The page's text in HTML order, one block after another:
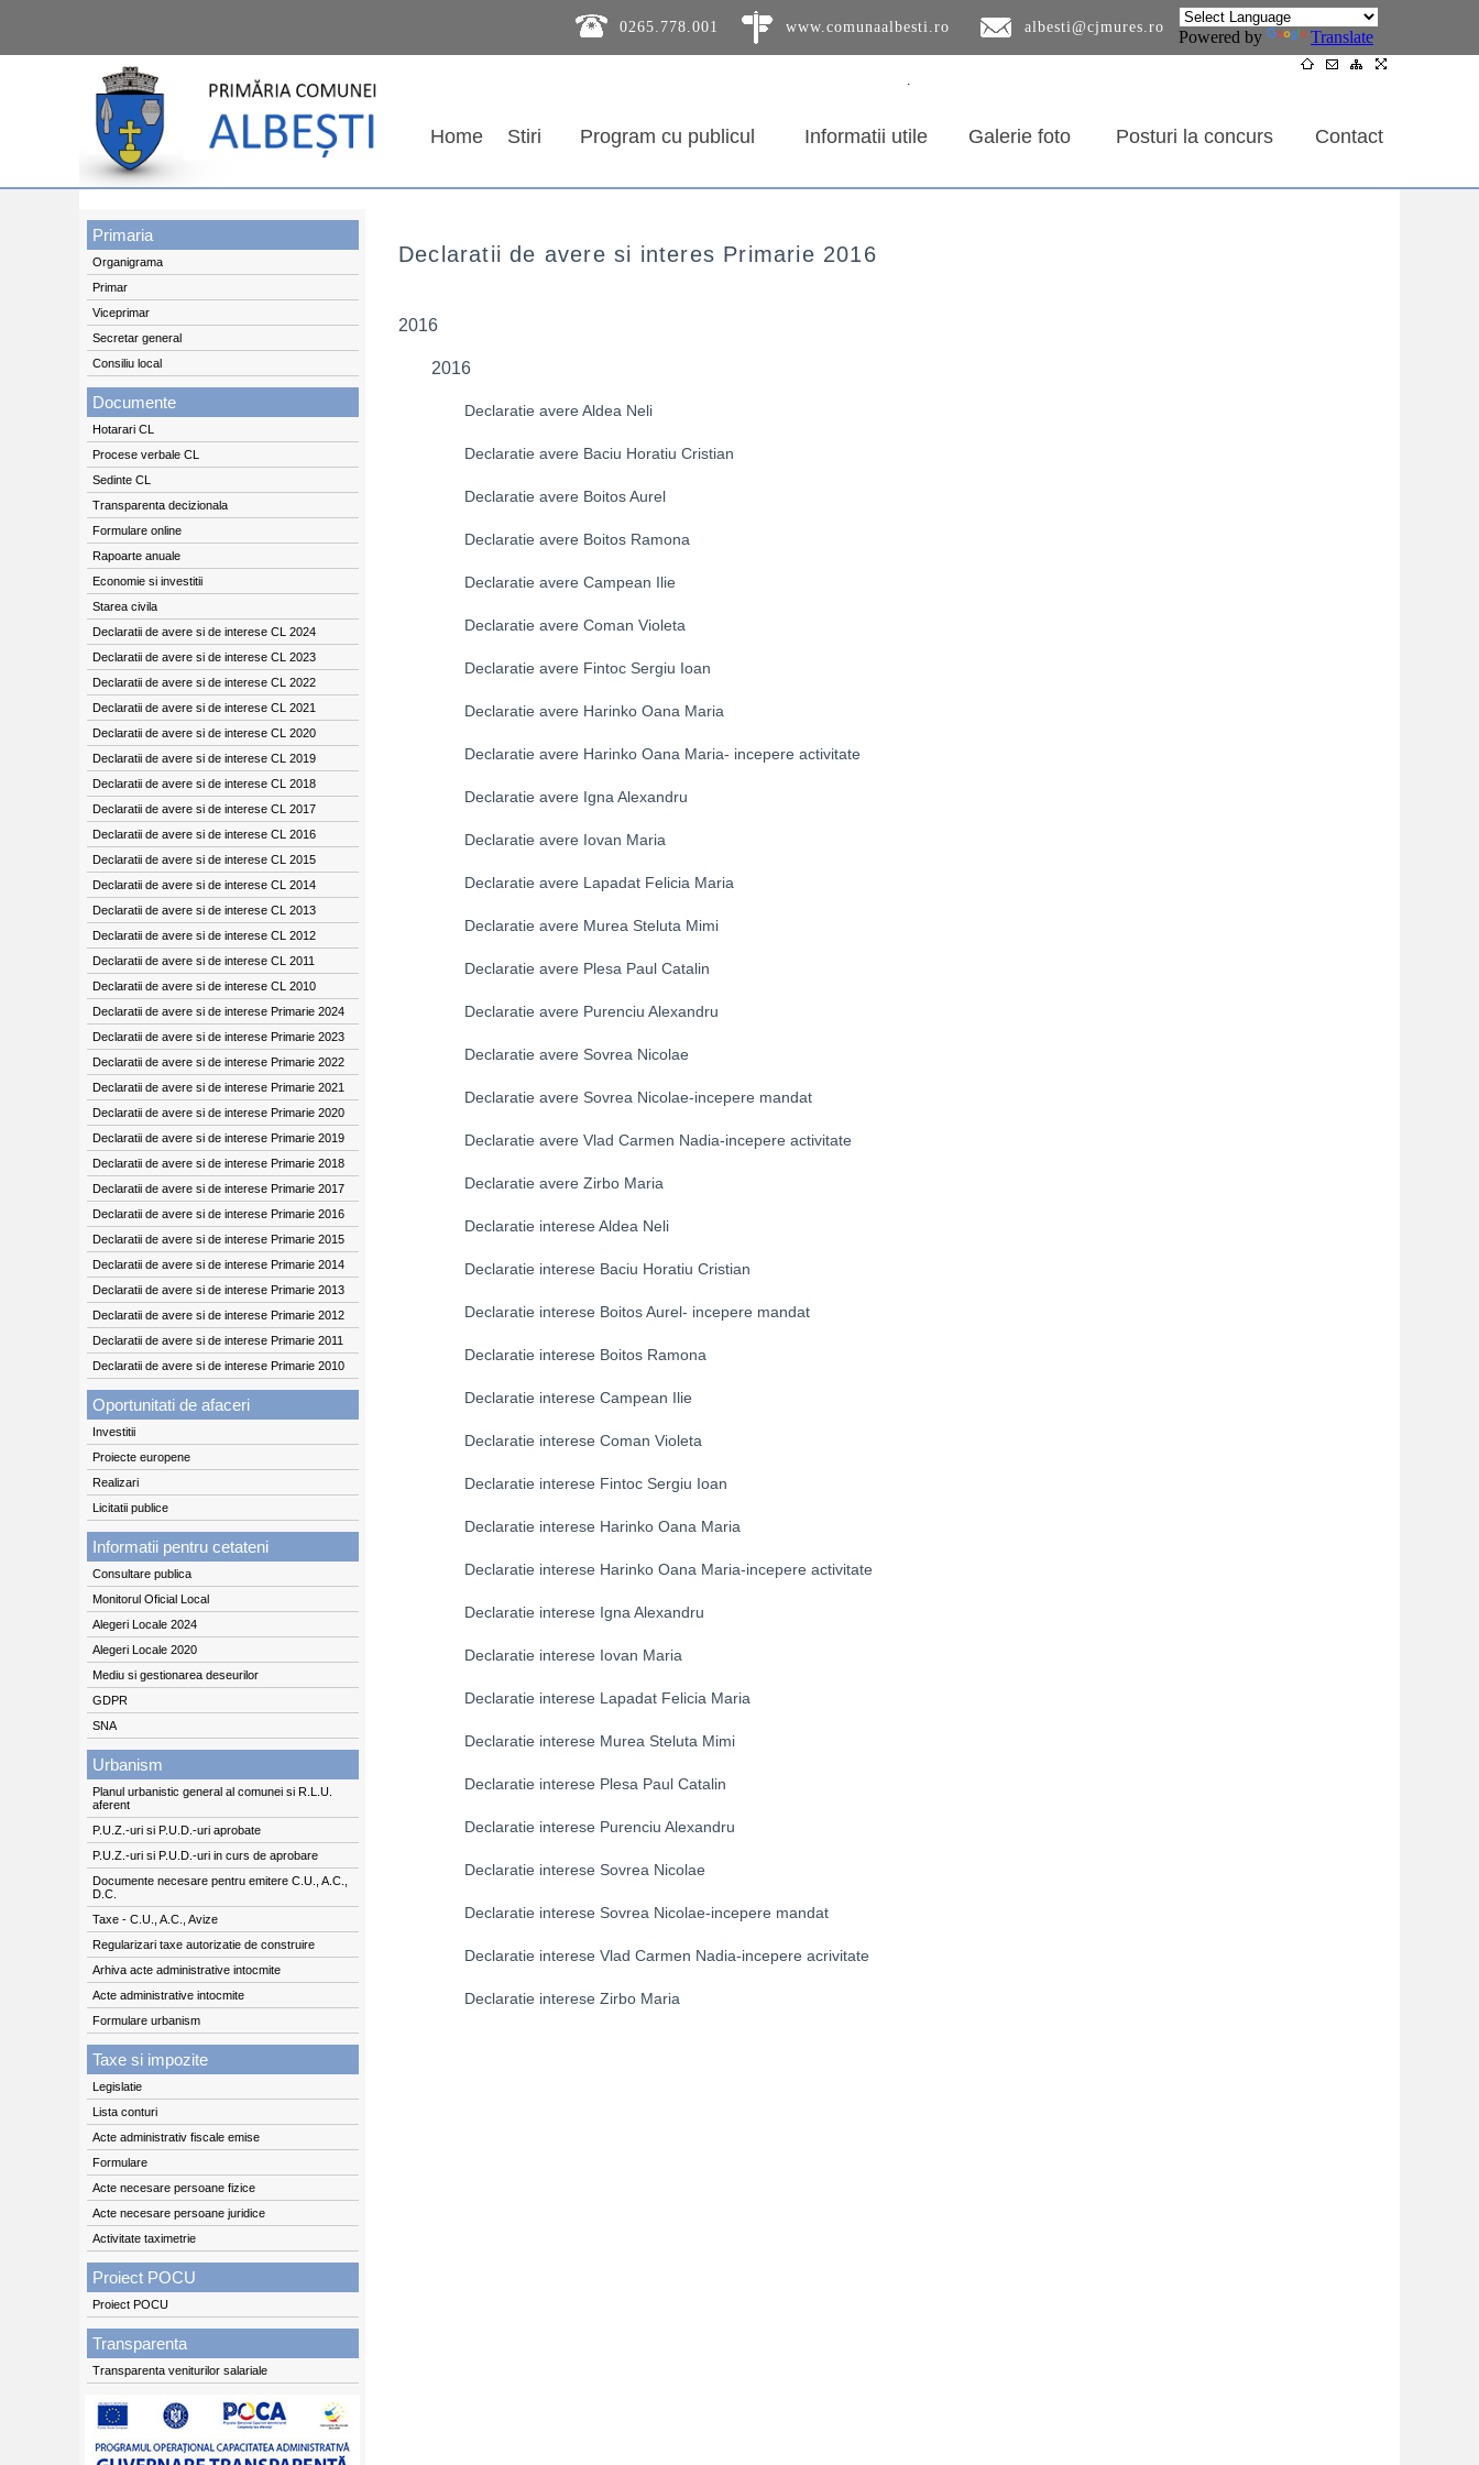
0265.778.001 www.comunaalbesti.ro albesti@cjmures.ro
Powered by Translate
.
Home Stiri Program cu publicul Informatii utile Galerie foto Posturi la concurs Contact
Primaria
Organigrama
Primar
Viceprimar
Secretar general
Consiliu local
Documente
Hotarari CL
Procese verbale CL
Sedinte CL
Transparenta decizionala
Formulare online
Rapoarte anuale
Economie si investitii
Starea civila
Declaratii de avere si de interese CL 2024
Declaratii de avere si de interese CL 2023
Declaratii de avere si de interese CL 2022
Declaratii de avere si de interese CL 2021
Declaratii de avere si de interese CL 2020
Declaratii de avere si de interese CL 2019
Declaratii de avere si de interese CL 2018
Declaratii de avere si de interese CL 2017
Declaratii de avere si de interese CL 2016
Declaratii de avere si de interese CL 2015
Declaratii de avere si de interese CL 2014
Declaratii de avere si de interese CL 2013
Declaratii de avere si de interese CL 2012
Declaratii de avere si de interese CL 2011
Declaratii de avere si de interese CL 2010
Declaratii de avere si de interese Primarie 2024
Declaratii de avere si de interese Primarie 2023
Declaratii de avere si de interese Primarie 2022
Declaratii de avere si de interese Primarie 2021
Declaratii de avere si de interese Primarie 2020
Declaratii de avere si de interese Primarie 2019
Declaratii de avere si de interese Primarie 2018
Declaratii de avere si de interese Primarie 2017
Declaratii de avere si de interese Primarie 2016
Declaratii de avere si de interese Primarie 2015
Declaratii de avere si de interese Primarie 2014
Declaratii de avere si de interese Primarie 2013
Declaratii de avere si de interese Primarie 2012
Declaratii de avere si de interese Primarie 2011
Declaratii de avere si de interese Primarie 2010
Oportunitati de afaceri
Investitii
Proiecte europene
Realizari
Licitatii publice
Informatii pentru cetateni
Consultare publica
Monitorul Oficial Local
Alegeri Locale 2024
Alegeri Locale 2020
Mediu si gestionarea deseurilor
GDPR
SNA
Urbanism
Planul urbanistic general al comunei si R.L.U.
aferent
P.U.Z.-uri si P.U.D.-uri aprobate
P.U.Z.-uri si P.U.D.-uri in curs de aprobare
Documente necesare pentru emitere C.U., A.C.,
D.C.
Taxe - C.U., A.C., Avize
Regularizari taxe autorizatie de construire
Arhiva acte administrative intocmite
Acte administrative intocmite
Formulare urbanism
Taxe si impozite
Legislatie
Lista conturi
Acte administrativ fiscale emise
Formulare
Acte necesare persoane fizice
Acte necesare persoane juridice
Activitate taximetrie
Proiect POCU
Proiect POCU
Transparenta
Transparenta veniturilor salariale
Declaratii de avere si interes Primarie 2016
2016
2016
Declaratie avere Aldea Neli
Declaratie avere Baciu Horatiu Cristian
Declaratie avere Boitos Aurel
Declaratie avere Boitos Ramona
Declaratie avere Campean Ilie
Declaratie avere Coman Violeta
Declaratie avere Fintoc Sergiu Ioan
Declaratie avere Harinko Oana Maria
Declaratie avere Harinko Oana Maria- incepere activitate
Declaratie avere Igna Alexandru
Declaratie avere Iovan Maria
Declaratie avere Lapadat Felicia Maria
Declaratie avere Murea Steluta Mimi
Declaratie avere Plesa Paul Catalin
Declaratie avere Purenciu Alexandru
Declaratie avere Sovrea Nicolae
Declaratie avere Sovrea Nicolae-incepere mandat
Declaratie avere Vlad Carmen Nadia-incepere activitate
Declaratie avere Zirbo Maria
Declaratie interese Aldea Neli
Declaratie interese Baciu Horatiu Cristian
Declaratie interese Boitos Aurel- incepere mandat
Declaratie interese Boitos Ramona
Declaratie interese Campean Ilie
Declaratie interese Coman Violeta
Declaratie interese Fintoc Sergiu Ioan
Declaratie interese Harinko Oana Maria
Declaratie interese Harinko Oana Maria-incepere activitate
Declaratie interese Igna Alexandru
Declaratie interese Iovan Maria
Declaratie interese Lapadat Felicia Maria
Declaratie interese Murea Steluta Mimi
Declaratie interese Plesa Paul Catalin
Declaratie interese Purenciu Alexandru
Declaratie interese Sovrea Nicolae
Declaratie interese Sovrea Nicolae-incepere mandat
Declaratie interese Vlad Carmen Nadia-incepere acrivitate
Declaratie interese Zirbo Maria